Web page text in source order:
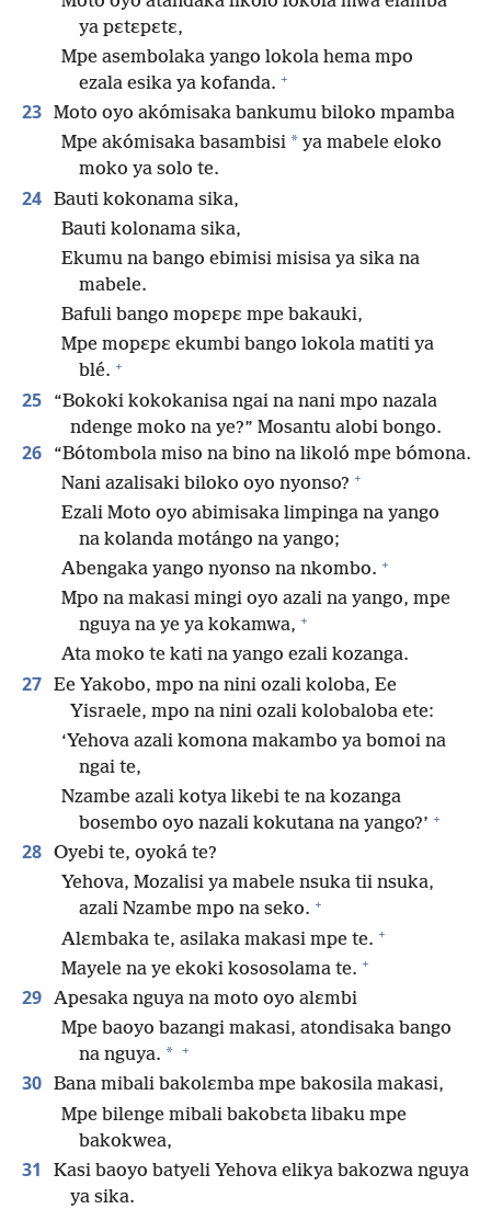
ya pɛtɛpɛtɛ,
Mpe asembolaka yango lokola hema mpo
ezala esika ya kofanda. +
23 Moto oyo akómisaka bankumu biloko mpamba
Mpe akómisaka basambisi * ya mabele eloko
moko ya solo te.
24 Bauti kokonama sika,
Bauti kolonama sika,
Ekumu na bango ebimisi misisa ya sika na
mabele.
Bafuli bango mopɛpɛ mpe bakauki,
Mpe mopɛpɛ ekumbi bango lokola matiti ya
blé. +
25
“Bokoki kokokanisa ngai na nani mpo nazala
ndenge moko na ye?” Mosantu alobi bongo.
26
“Bótombola miso na bino na likoló mpe bómona.
Nani azalisaki biloko oyo nyonso? +
Ezali Moto oyo abimisaka limpinga na yango
na kolanda motángo na yango;
Abengaka yango nyonso na nkombo. +
Mpo na makasi mingi oyo azali na yango, mpe
nguya na ye ya kokamwa, +
Ata moko te kati na yango ezali kozanga.
27 Ee Yakobo, mpo na nini ozali koloba, Ee
Yisraele, mpo na nini ozali kolobaloba ete:
‘Yehova azali komona makambo ya bomoi na
ngai te,
Nzambe azali kotya likebi te na kozanga
bosembo oyo nazali kokutana na yango?’ +
28 Oyebi te, oyoká te?
Yehova, Mozalisi ya mabele nsuka tii nsuka,
azali Nzambe mpo na seko. +
Alɛmbaka te, asilaka makasi mpe te. +
Mayele na ye ekoki kososolama te. +
29 Apesaka nguya na moto oyo alɛmbi
Mpe baoyo bazangi makasi, atondisaka bango
na nguya. * +
30 Bana mibali bakolɛmba mpe bakosila makasi,
Mpe bilenge mibali bakobɛta libaku mpe
bakokwea,
31
Kasi baoyo batyeli Yehova elikya bakozwa nguya
ya sika.